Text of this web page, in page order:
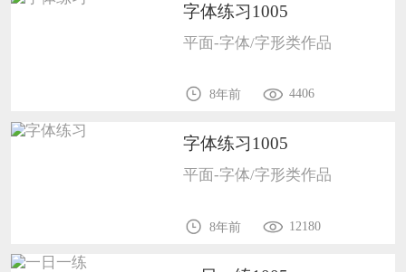
字体练习1005
平面-字体/字形类作品
8年前 4406
字体练习1005
平面-字体/字形类作品
8年前 12180